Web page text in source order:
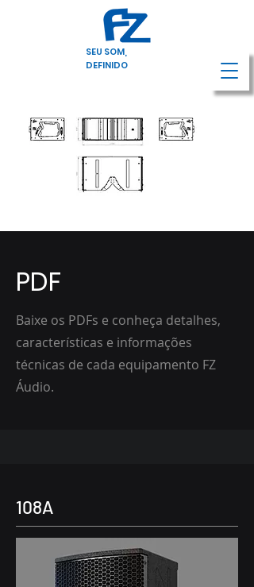
SEU SOM,
DEFINIDO
PDF
Baixe os PDFs e conheça detalhes,
características e informações
técnicas de cada equipamento FZ
Áudio.
108A